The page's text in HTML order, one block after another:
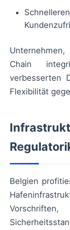
Chain
verbesserten
Flexibilität
Belgien